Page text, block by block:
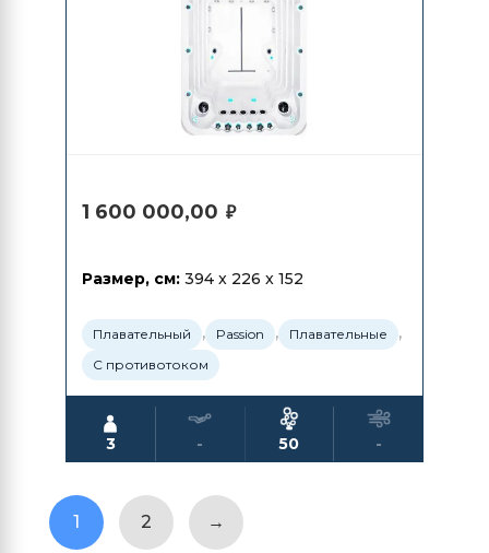
1 600 000,00 ₽
Размер, см: 394 x 226 x 152
Плавательный , Passion , Плавательные ,
С противотоком
3 - 50 -
1 2 →